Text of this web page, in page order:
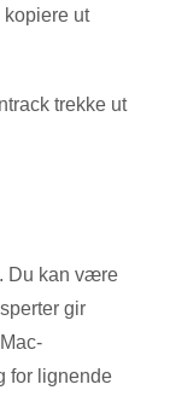
ut
trekke ut
Du kan være
gir
for lignende